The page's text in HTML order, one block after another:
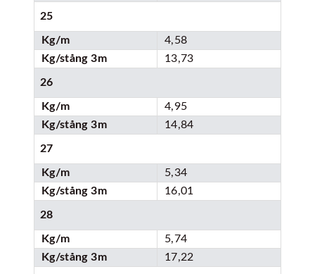
25
Kg/m
4,58
Kg/stång 3m
13,73
26
Kg/m
4,95
Kg/stång 3m
14,84
27
Kg/m
5,34
Kg/stång 3m
16,01
28
Kg/m
5,74
Kg/stång 3m
17,22